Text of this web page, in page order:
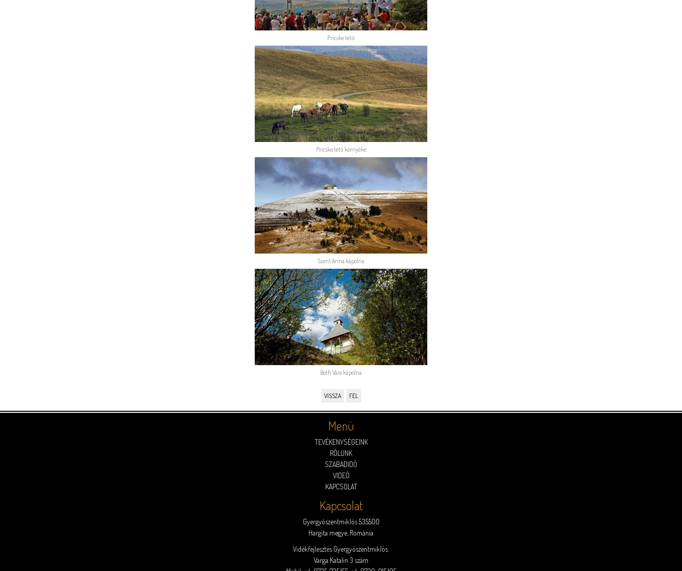
Pricske tető
Pricske tető környéke
Szent Anna kápolna
Both Vára kápolna
VISSZA FEL
Menü
TEVÉKENYSÉGEINK
RÓLUNK
SZABADIDŐ
VIDEÓ
KAPCSOLAT
Kapcsolat
Gyergyószentmiklós 535500
Hargita megye, Románia
Vidékfejlesztés Gyergyószentmiklós:
Varga Katalin 3 szám